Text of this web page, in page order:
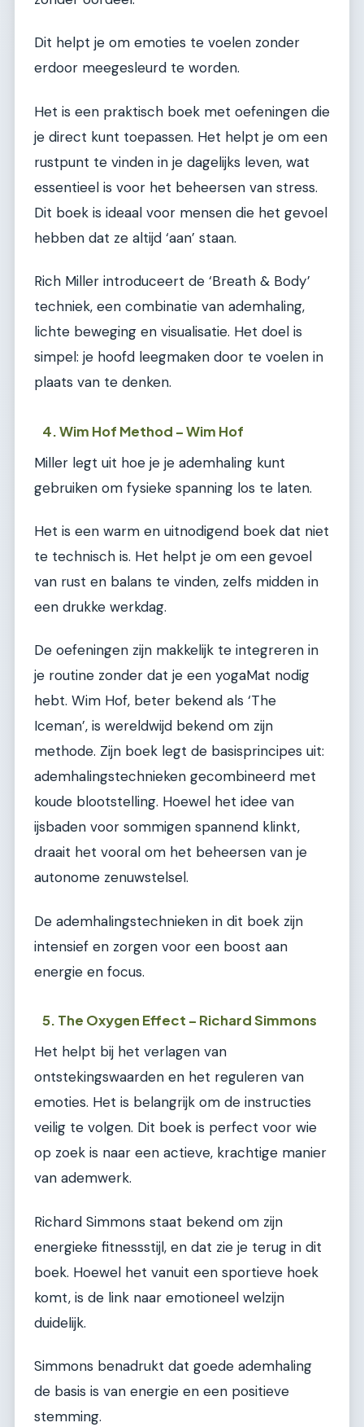
Dit helpt je om emoties te voelen zonder
erdoor meegesleurd te worden.
Het is een praktisch boek met oefeningen die
je direct kunt toepassen. Het helpt je om een
rustpunt te vinden in je dagelijks leven, wat
essentieel is voor het beheersen van stress.
Dit boek is ideaal voor mensen die het gevoel
hebben dat ze altijd ‘aan’ staan.
Rich Miller introduceert de ‘Breath & Body’
techniek, een combinatie van ademhaling,
lichte beweging en visualisatie. Het doel is
simpel: je hoofd leegmaken door te voelen in
plaats van te denken.
4. Wim Hof Method – Wim Hof
Miller legt uit hoe je je ademhaling kunt
gebruiken om fysieke spanning los te laten.
Het is een warm en uitnodigend boek dat niet
te technisch is. Het helpt je om een gevoel
van rust en balans te vinden, zelfs midden in
een drukke werkdag.
De oefeningen zijn makkelijk te integreren in
je routine zonder dat je een yogaMat nodig
hebt. Wim Hof, beter bekend als ‘The
Iceman’, is wereldwijd bekend om zijn
methode. Zijn boek legt de basisprincipes uit:
ademhalingstechnieken gecombineerd met
koude blootstelling. Hoewel het idee van
ijsbaden voor sommigen spannend klinkt,
draait het vooral om het beheersen van je
autonome zenuwstelsel.
De ademhalingstechnieken in dit boek zijn
intensief en zorgen voor een boost aan
energie en focus.
5. The Oxygen Effect – Richard Simmons
Het helpt bij het verlagen van
ontstekingswaarden en het reguleren van
emoties. Het is belangrijk om de instructies
veilig te volgen. Dit boek is perfect voor wie
op zoek is naar een actieve, krachtige manier
van ademwerk.
Richard Simmons staat bekend om zijn
energieke fitnessstijl, en dat zie je terug in dit
boek. Hoewel het vanuit een sportieve hoek
komt, is de link naar emotioneel welzijn
duidelijk.
Simmons benadrukt dat goede ademhaling
de basis is van energie en een positieve
stemming.